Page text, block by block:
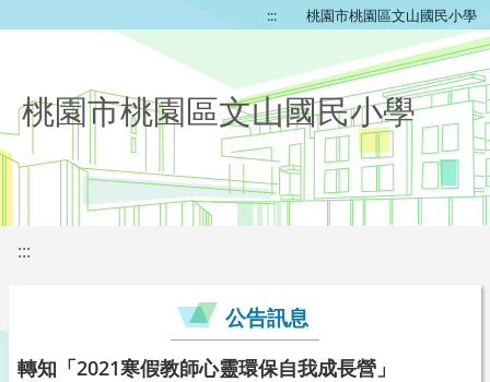
::: 桃園市桃園區文山國民小學
桃園市桃園區文山國民小學
:::
公告訊息
轉知「2021寒假教師心靈環保自我成長營」